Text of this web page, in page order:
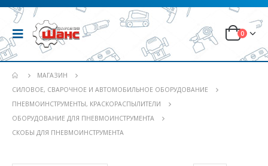
0
МАГАЗИН
СИЛОВОЕ, СВАРОЧНОЕ И АВТОМОБИЛЬНОЕ ОБОРУДОВАНИЕ
ПНЕВМОИНСТРУМЕНТЫ, КРАСКОРАСПЫЛИТЕЛИ
ОБОРУДОВАНИЕ ДЛЯ ПНЕВМОИНСТРУМЕНТА
СКОБЫ ДЛЯ ПНЕВМОИНСТРУМЕНТА